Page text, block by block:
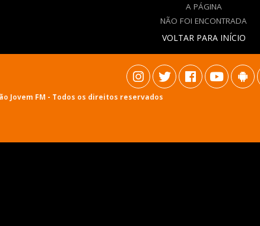
A PÁGINA
NÃO FOI ENCONTRADA
VOLTAR PARA INÍCIO
Jovem FM - Todos os direitos reservados